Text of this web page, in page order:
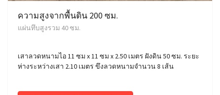
ความสูงจากพื้นดิน 200 ซม.
แผ่นทึบสูงรวม 40 ซม.
เสาลวดหนามไอ 11 ซม x 11 ซม x 2.50 เมตร ฝังดิน 50 ซม. ระยะ
ห่างระหว่างเสา 2.10 เมตร ขึงลวดหนามจำนวน 8 เส้น